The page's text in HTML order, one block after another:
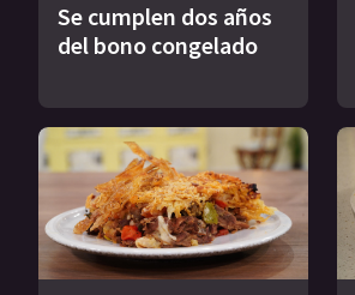
Se cumplen dos años
del bono congelado